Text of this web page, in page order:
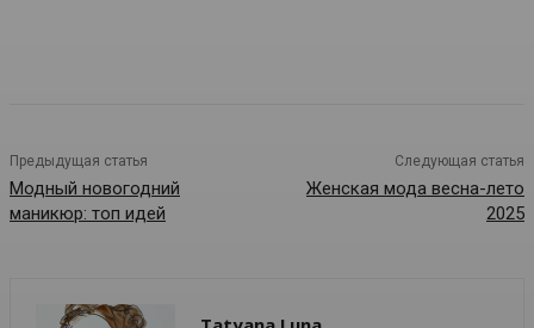
Предыдущая статья
Модный новогодний
маникюр: топ идей
Следующая статья
Женская мода весна-лето
2025